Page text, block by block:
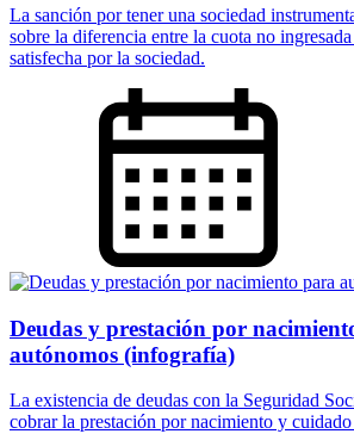
La sanción por tener una sociedad
sobre la diferencia entre la cuota no
satisfecha por la sociedad.
Deudas y prestación por
autónomos (infografía)
La existencia de deudas con la Seguridad
cobrar la prestación por nacimiento y cuidado